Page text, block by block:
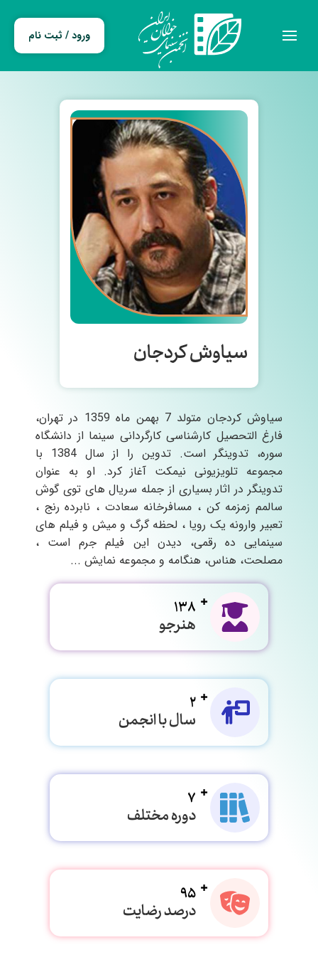
ورود / ثبت نام
سیاوش کردجان متولد 7 بهمن ماه 1359 در تهران،
فارغ التحصیل کارشناسی کارگردانی سینما از دانشگاه
سوره، تدوینگر است. تدوین را از سال 1384 با
مجموعه تلویزیونی نیمکت آغاز کرد. او به عنوان
تدوینگر در اثار بسیاری از جمله سریال های توی گوش
سالمم زمزمه کن ، مسافرخانه سعادت ، نابرده رنج ،
تعبیر وارونه یک رویا ، لحظه گرگ و میش و فیلم های
سینمایی ده رقمی، دیدن این فیلم جرم است ،
مصلحت، هناس، هنگامه و مجموعه نمایش ...
138
هنرجو
2
سال با انجمن
7
دوره مختلف
95
درصد رضایت
سیاوش کردجان